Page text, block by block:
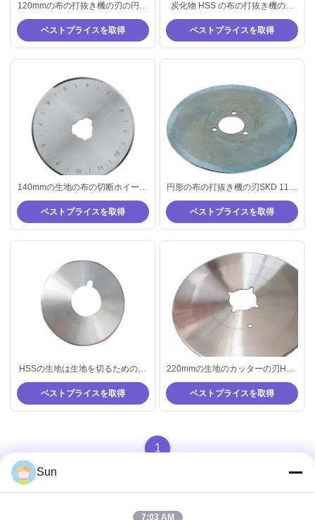
120mmの布の打抜き機の刃の円形
の炭化タングステンの生地の切断
の車輪
ベストプライスを取得
炭化物 HSS の布の打抜き機の刃
200mm の生地は刃を見ました
ベストプライスを取得
140mmの生地の布の切断ホイール
HSSの生地の切断ホイールの刃
ベストプライスを取得
円形の布の打抜き機の刃SKD 11の
炭化物の生地の刃物
ベストプライスを取得
HSSの生地は生地を切るための刃
の円形の炭化タングステンSKDの
ローラーの刃を見ました
ベストプライスを取得
220mmの生地のカッターの刃HSS
のナイフの生地の打抜き機の刃
ベストプライスを取得
1
Sun
7:03 AM